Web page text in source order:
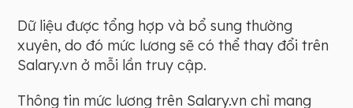
Dữ liệu được tổng hợp và bổ sung thường
xuyên, do đó mức lương sẽ có thể thay đổi trên
Salary.vn ở mỗi lần truy cập.
Thông tin mức lương trên Salary.vn chỉ mang